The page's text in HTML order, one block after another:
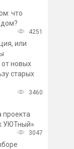
что
4251
или
новых
старых
3460
проекта
УЮТный»
3047